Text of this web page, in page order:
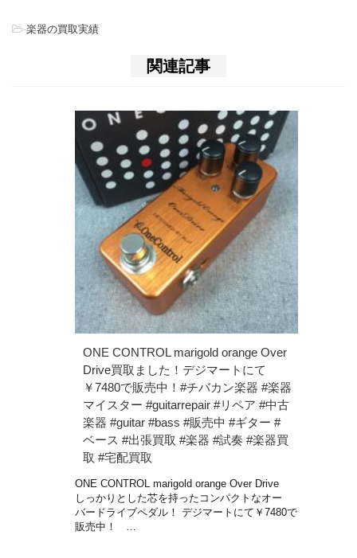
-楽器の買取実績
関連記事
ONE CONTROL marigold orange Over
Drive買取ました！デジマートにて
￥7480で販売中！#チバカン楽器 #楽器
マイスター #guitarrepair #リペア #中古
楽器 #guitar #bass #販売中 #ギター #
ベース #出張買取 #楽器 #試奏 #楽器買
取 #宅配買取
ONE CONTROL marigold orange Over Drive
しっかりとした芯を持ったコンパクトなオー
バードライブペダル！ デジマートにて￥7480で
販売中！ …